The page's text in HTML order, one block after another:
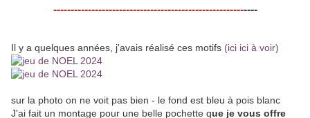
-----------------------------------------------------------
Il y a quelques années, j'avais réalisé ces motifs (ici ici à voir)
sur la photo on ne voit pas bien - le fond est bleu à pois blanc
J'ai fait un montage pour une belle pochette que je vous offre